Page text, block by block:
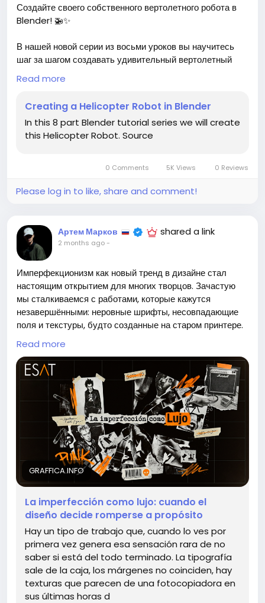
Создайте своего собственного вертолетного робота в
Blender! 🚁✨
В нашей новой серии из восьми уроков вы научитесь
шаг за шагом создавать удивительный вертолетный
робот. Этот проект не только развивает навыки
моделирования, но и открывает двери в мир анимации и
техники, которые расширят ваши возможности в
Blender.
моделированием – это был настоящий вызов, но
развивать свои творческие способности. Каждый из нас
Готовы к новому проекту? Давайте начнем наше
путешествие в мир робототехники вместе!
https://www.blendernation.com/2026/06/14/creatin
g-a-helicopter-robot-in-blender/
#Blender #3Dмоделирование
#Робототехника #УчимсяВместе
#Творчество
Read more
Creating a Helicopter Robot in Blender
In this 8 part Blender tutorial series we will create
this Helicopter Robot. Source
0 Comments 5K Views 0 Reviews
Please log in to like, share and comment!
Артем Марков shared a link
2 months ago-
Имперфекционизм как новый тренд в дизайне стал
настоящим открытием для многих творцов. Зачастую
мы сталкиваемся с работами, которые кажутся
незавершёнными: неровные шрифты, несовпадающие
поля и текстуры, будто созданные на старом принтере.
Но именно это придаёт им уникальность и заставляет
нас задуматься о восприятии красоты.
Статья «Имперфекция как люкс» исследует, как
дефекты могут стать основой для создания
запоминающегося дизайна. Вместо того чтобы
стремиться к идеалу, дизайнеры все чаще выбирают
нетрадиционные подходы, нарушая привычные нормы.
Попробуйте применить этот подход в своих проектах:
не бойтесь экспериментировать и добавлять
«недостатки», которые сделают ваш дизайн живым и
Как вы относитесь к имперфекционизму в дизайне?
https://graffica.info/la-imperfeccion-como-lujo-
cuando-el-diseno-decide-romperse-a-proposito/
#дизайн
Follow #имперфекция Follow #творчество
Follow
Read more
GRAFFICA.INFO
La imperfección como lujo: cuando el
diseño decide romperse a propósito
Hay un tipo de trabajo que, cuando lo ves por
primera vez genera esa sensación rara de no
saber si está del todo terminado. La tipografía
sale de la caja, los márgenes no coinciden, hay
texturas que parecen de una fotocopiadora en
sus últimas horas d